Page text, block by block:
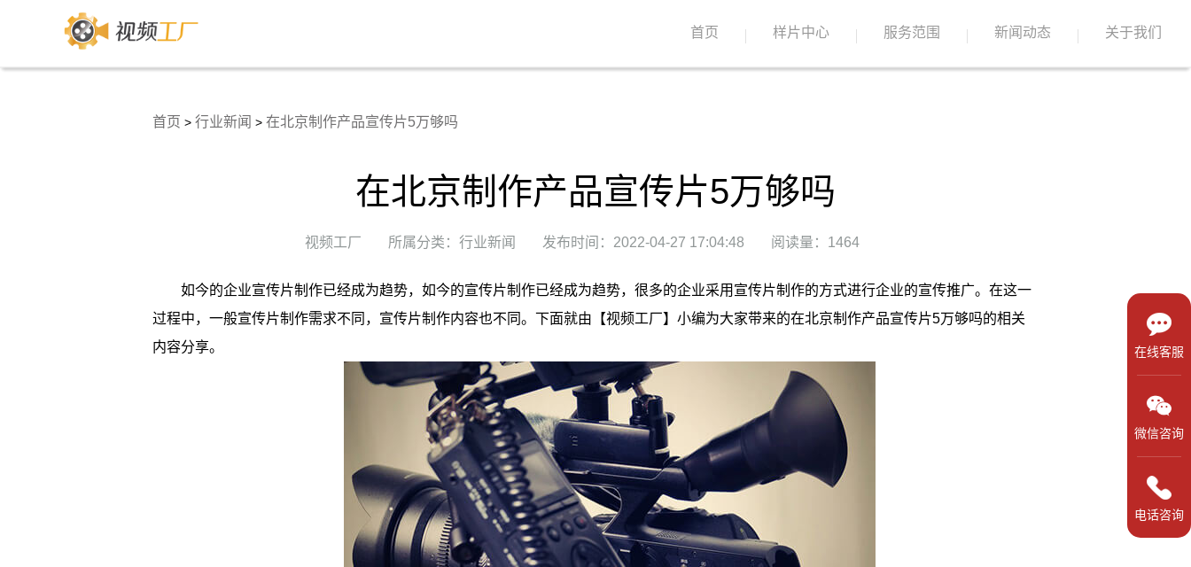
首页 样片中心 服务范围 新闻动态 关于我们
首页 > 行业新闻 > 在北京制作产品宣传片5万够吗
在北京制作产品宣传片5万够吗
视频工厂 所属分类：行业新闻 发布时间：2022-04-27 17:04:48 阅读量：1464
如今的企业宣传片制作已经成为趋势，如今的宣传片制作已经成为趋势，很多的企业采用宣传片制作的方式进行企业的宣传推广。在这一
过程中，一般宣传片制作需求不同，宣传片制作内容也不同。下面就由【视频工厂】小编为大家带来的在北京制作产品宣传片5万够吗的相关
内容分享。
在线客服
微信咨询
电话咨询